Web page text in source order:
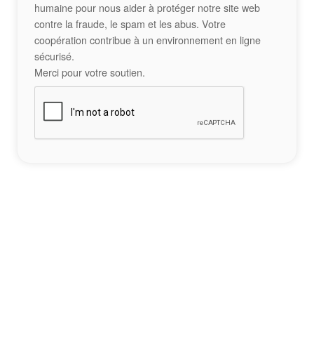
humaine pour nous aider à protéger notre site web
contre la fraude, le spam et les abus. Votre
coopération contribue à un environnement en ligne
sécurisé.
Merci pour votre soutien.